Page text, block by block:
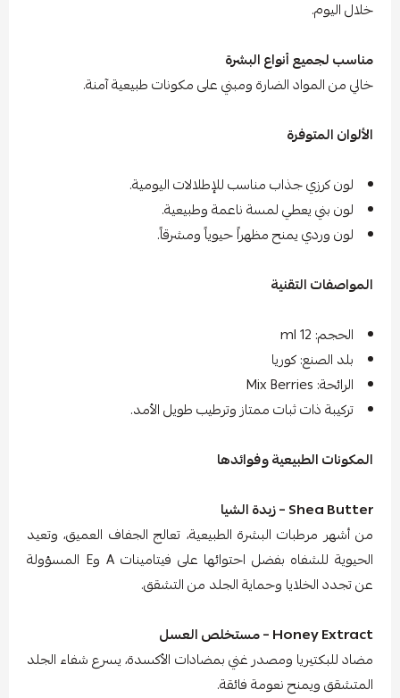
خلال اليوم.
مناسب لجميع أنواع البشرة
خالي من المواد الضارة ومبني على مكونات طبيعية آمنة.
الألوان المتوفرة
لون كرزي جذاب مناسب للإطلالات اليومية.
لون بني يعطي لمسة ناعمة وطبيعية.
لون وردي يمنح مظهراً حيوياً ومشرقاً.
المواصفات التقنية
الحجم: 12 ml
بلد الصنع: كوريا
الرائحة: Mix Berries
تركيبة ذات ثبات ممتاز وترطيب طويل الأمد.
المكونات الطبيعية وفوائدها
Shea Butter – زبدة الشيا
من أشهر مرطبات البشرة الطبيعية، تعالج الجفاف العميق، وتعيد
الحيوية للشفاه بفضل احتوائها على فيتامينات A وE المسؤولة
عن تجدد الخلايا وحماية الجلد من التشقق.
Honey Extract – مستخلص العسل
مضاد للبكتيريا ومصدر غني بمضادات الأكسدة، يسرع شفاء الجلد
المتشقق ويمنح نعومة فائقة.